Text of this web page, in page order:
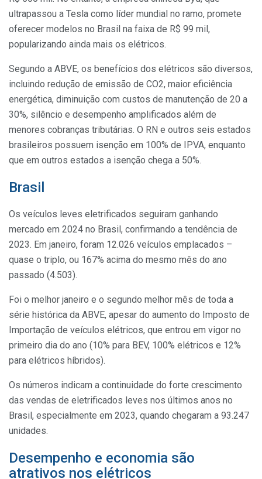
ultrapassou a Tesla como líder mundial no ramo, promete
oferecer modelos no Brasil na faixa de R$ 99 mil,
popularizando ainda mais os elétricos.
Segundo a ABVE, os benefícios dos elétricos são diversos,
incluindo redução de emissão de CO2, maior eficiência
energética, diminuição com custos de manutenção de 20 a
30%, silêncio e desempenho amplificados além de
menores cobranças tributárias. O RN e outros seis estados
brasileiros possuem isenção em 100% de IPVA, enquanto
que em outros estados a isenção chega a 50%.
Brasil
Os veículos leves eletrificados seguiram ganhando
mercado em 2024 no Brasil, confirmando a tendência de
2023. Em janeiro, foram 12.026 veículos emplacados –
quase o triplo, ou 167% acima do mesmo mês do ano
passado (4.503).
Foi o melhor janeiro e o segundo melhor mês de toda a
série histórica da ABVE, apesar do aumento do Imposto de
Importação de veículos elétricos, que entrou em vigor no
primeiro dia do ano (10% para BEV, 100% elétricos e 12%
para elétricos híbridos).
Os números indicam a continuidade do forte crescimento
das vendas de eletrificados leves nos últimos anos no
Brasil, especialmente em 2023, quando chegaram a 93.247
unidades.
Desempenho e economia são
atrativos nos elétricos